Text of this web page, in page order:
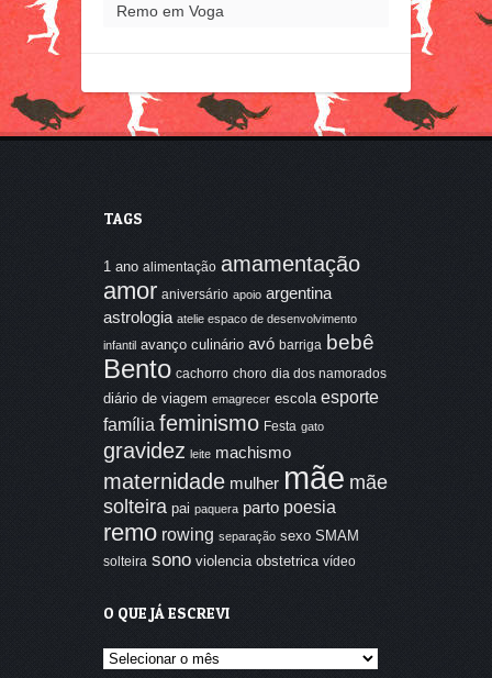
Remo em Voga
TAGS
1 ano alimentação amamentação
amor aniversário apoio argentina
astrologia atelie espaco de desenvolvimento
infantil avanço culinário avó barriga bebê
Bento cachorro choro dia dos namorados
diário de viagem emagrecer escola esporte
família feminismo Festa gato
gravidez leite machismo
maternidade mulher mãe mãe
solteira pai paquera parto poesia
remo rowing separação sexo SMAM
solteira sono violencia obstetrica vídeo
O QUE JÁ ESCREVI
O